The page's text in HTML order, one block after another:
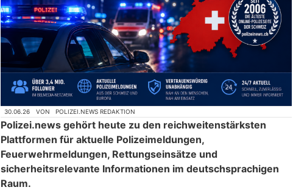
30.06.26 VON POLIZEI.NEWS REDAKTION
Polizei.news gehört heute zu den reichweitenstärksten
Plattformen für aktuelle Polizeimeldungen,
Feuerwehrmeldungen, Rettungseinsätze und
sicherheitsrelevante Informationen im deutschsprachigen
Raum.